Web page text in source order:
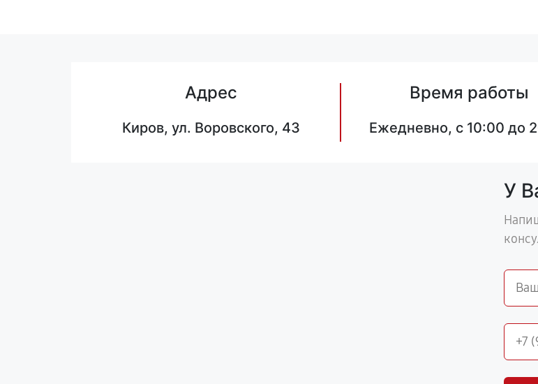
Адрес
Киров, ул. Воровского, 43
Время работы
Ежедневно, с 10:00 до
У